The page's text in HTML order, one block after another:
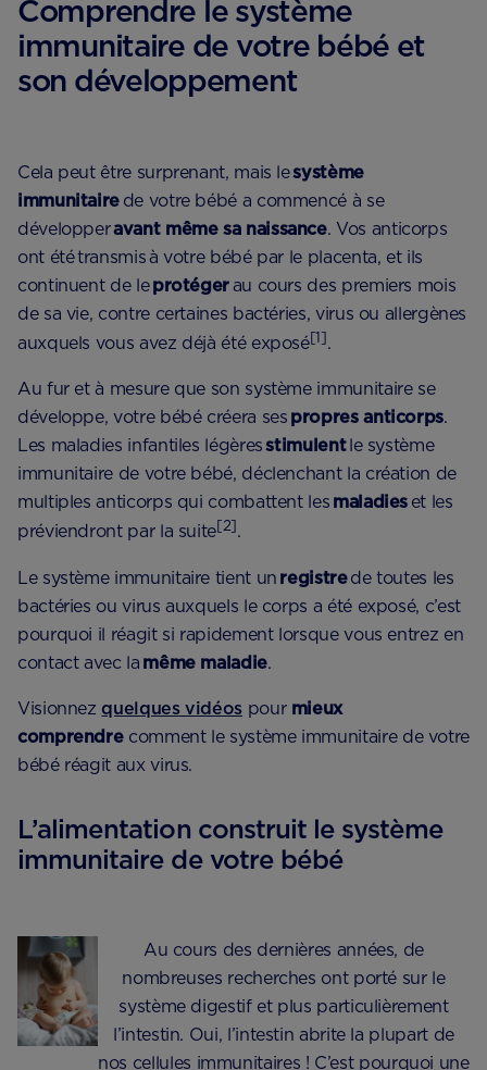
Comprendre le système
immunitaire de votre bébé et
son développement
Cela peut être surprenant, mais lesystème
immunitaire de votre bébé a commencé à se
développeravant même sa naissance. Vos anticorps
ont été transmis à votre bébé par le placenta, et ils
continuent de leprotéger au cours des premiers mois
de sa vie, contre certaines bactéries, virus ou allergènes
auxquels vous avez déjà été exposé[1].
Au fur et à mesure que son système immunitaire se
développe, votre bébé créera ses propres anticorps.
Les maladies infantiles légèresstimulent le système
immunitaire de votre bébé, déclenchant la création de
multiples anticorps qui combattent les maladies et les
préviendront par la suite[2].
Le système immunitaire tient un registrede toutes les
bactéries ou virus auxquels le corps a été exposé, c’est
pourquoi il réagit si rapidement lorsque vous entrez en
contact avec la même maladie.
Visionnez quelques vidéos pour mieux
comprendrecomment le système immunitaire de votre
bébé réagit aux virus.
L’alimentation construit le système
immunitaire de votre bébé
Au cours des dernières années, de
nombreuses recherches ont porté sur le
système digestif et plus particulièrement
l’intestin. Oui, l’intestin abrite la plupart de
nos cellules immunitaires ! C’est pourquoi une